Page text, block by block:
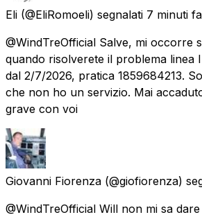
Eli (@EliRomoeli) segnalati 7 minuti fa
@WindTreOfficial Salve, mi occorre
quando risolverete il problema linea
dal 2/7/2026, pratica 1859684213.
che non ho un servizio. Mai
grave con voi
Giovanni Fiorenza (@giofiorenza)
@WindTreOfficial Will non mi sa